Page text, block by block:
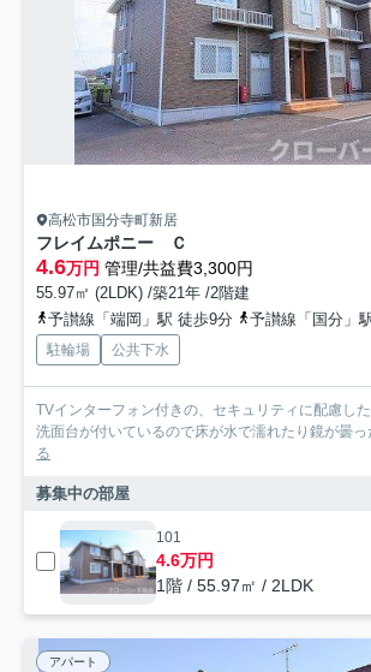
高松市国分寺町新居
フレイムポニー Ｃ
4.6万円 管理/共益費3,300円
55.97㎡ (2LDK) /築21年 /2階建
予讃線「端岡」駅 徒歩9分
予讃線「国分」
駐輪場 公共下水
TVインターフォン付きの、セキュリティに配慮し
洗面台が付いているので床が水で濡れたり鏡が曇っ
る
募集中の部屋
101
4.6万円
1階 / 55.97㎡ / 2LDK
アパート